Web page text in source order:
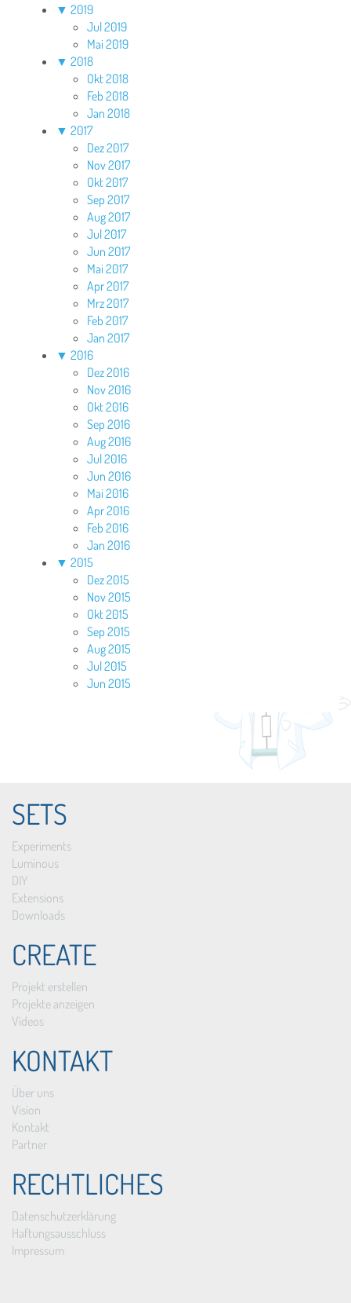
▼ 2019
Jul 2019
Mai 2019
▼ 2018
Okt 2018
Feb 2018
Jan 2018
▼ 2017
Dez 2017
Nov 2017
Okt 2017
Sep 2017
Aug 2017
Jul 2017
Jun 2017
Mai 2017
Apr 2017
Mrz 2017
Feb 2017
Jan 2017
▼ 2016
Dez 2016
Nov 2016
Okt 2016
Sep 2016
Aug 2016
Jul 2016
Jun 2016
Mai 2016
Apr 2016
Feb 2016
Jan 2016
▼ 2015
Dez 2015
Nov 2015
Okt 2015
Sep 2015
Aug 2015
Jul 2015
Jun 2015
SETS
Experiments
Luminous
DIY
Extensions
Downloads
CREATE
Projekt erstellen
Projekte anzeigen
Videos
KONTAKT
Über uns
Vision
Kontakt
Partner
RECHTLICHES
Datenschutzerklärung
Haftungsausschluss
Impressum